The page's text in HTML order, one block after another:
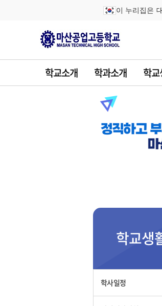
이 누리집은
학교소개 학과소개 학
학교생
학사일정